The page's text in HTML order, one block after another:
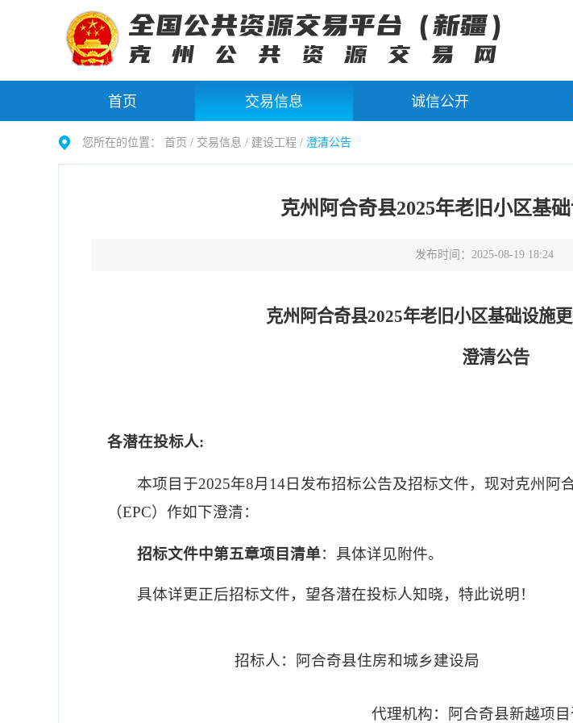
首页 交易信息 诚信公开
您所在的位置： 首页 / 交易信息 / 建设工程 / 澄清公告
克州阿合奇县2025年老旧小区基
发布时间：2025-08-19 18:24
克州阿合奇县2025年老旧小区基础设施
澄清公告
各潜在投标人:
本项目于2025年8月 14日发布招标公告及招标文件，现对克州阿
（EPC） 作如下澄清：
招标文件中第五章项目清单：具体详见附件。
具体详更正后招标文件，望各潜在投标人知晓， 特此说明！
招标人： 阿合奇县住房和城乡建设局
代理机构： 阿合奇县新越项